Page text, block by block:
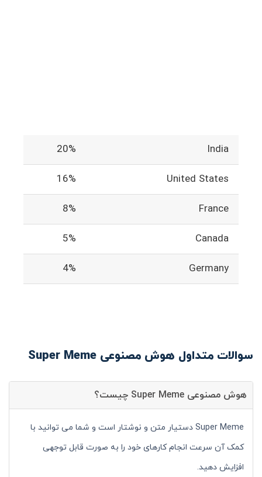
India
20%
United States
16%
France
8%
Canada
5%
Germany
4%
سوالات متداول هوش مصنوعی Super Meme
هوش مصنوعی Super Meme چیست؟
Super Meme دستیار متن و نوشتار است و شما می توانید با
کمک آن سرعت انجام کارهای خود را به صورت قابل توجهی
افزایش دهید.